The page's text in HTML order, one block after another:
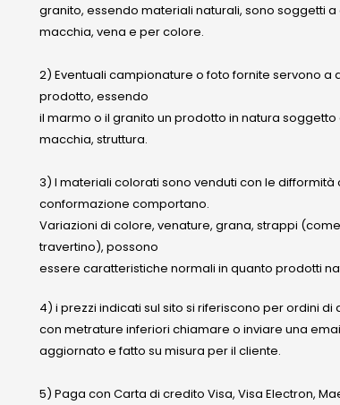
granito, essendo materiali naturali, sono soggetti
macchia, vena e per colore.
2) Eventuali campionature o foto fornite servono a
prodotto, essendo
il marmo o il granito un prodotto in natura
macchia, struttura.
3) I materiali colorati sono venduti con le difformità
conformazione comportano.
Variazioni di colore, venature, grana, strappi
travertino), possono
essere caratteristiche normali in quanto prodotti
4) i prezzi indicati sul sito si riferiscono per ordini di
con metrature inferiori chiamare o inviare una
aggiornato e fatto su misura per il cliente.
5) Paga con Carta di credito Visa, Visa Electron,